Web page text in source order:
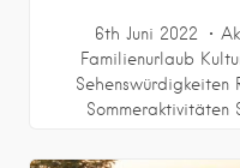
6th Juni 2022
Familienurlaub
Sehenswürdigkeiten
Sommeraktivitäten